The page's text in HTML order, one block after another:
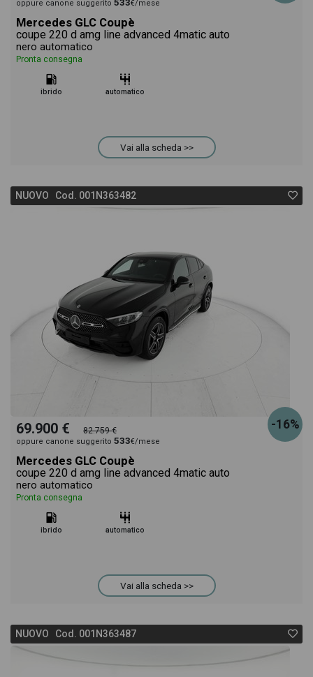
oppure canone suggerito €/mese
Mercedes GLC Coupè
coupe 220 d amg line advanced 4matic auto
nero automatico
Pronta consegna
ibrido automatico
Vai alla scheda >>
NUOVO Cod. 001N363482
-16%
69.900 € 82.759 €
oppure canone suggerito 533€/mese
Mercedes GLC Coupè
coupe 220 d amg line advanced 4matic auto
nero automatico
Pronta consegna
ibrido automatico
Vai alla scheda >>
NUOVO Cod. 001N363487